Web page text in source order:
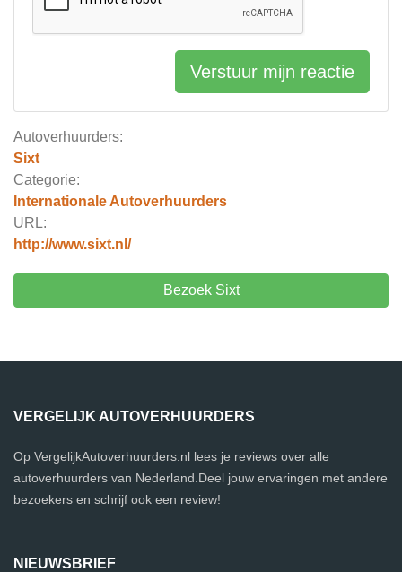
Autoverhuurders:
Sixt
Categorie:
Internationale Autoverhuurders
URL:
http://www.sixt.nl/
Bezoek Sixt
Verstuur mijn reactie
VERGELIJK AUTOVERHUURDERS
Op VergelijkAutoverhuurders.nl lees je reviews over alle
autoverhuurders van Nederland.Deel jouw ervaringen met andere
bezoekers en schrijf ook een review!
NIEUWSBRIEF